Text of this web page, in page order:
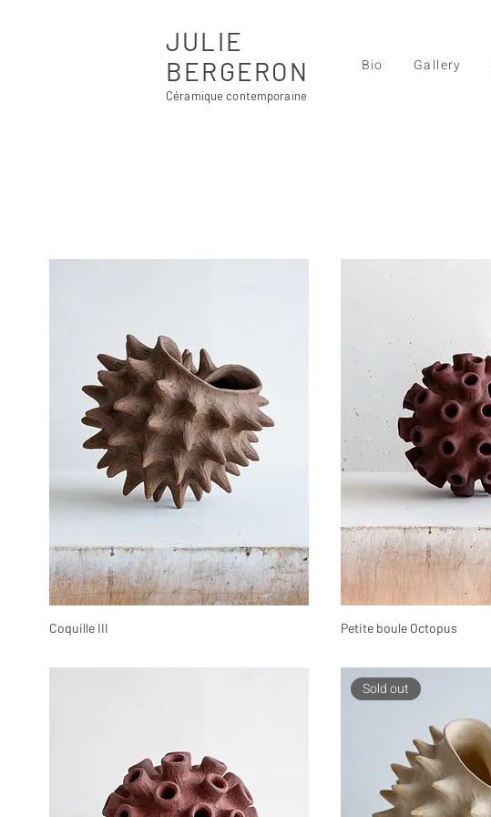
JULIE
BERGERON
Céramique contemporaine
Bio Gallery
Coquille III Petite boule Octopus
Sold out